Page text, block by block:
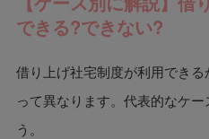
できる?できない?
借り上げ社宅制度が利用でき
って異なります。代表的なケ
う。